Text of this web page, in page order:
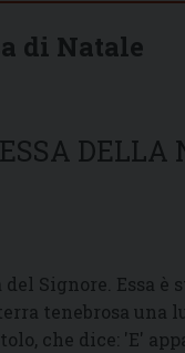
di Natale
DELLA
Signore. Essa
tenebrosa una
che dice: 'E'